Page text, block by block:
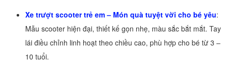
Xe trượt scooter trẻ em – Món quà tuyệt vời cho bé yêu:
Mẫu scooter hiện đại, thiết kế gọn nhẹ, màu sắc bắt mắt. Tay
lái điều chỉnh linh hoạt theo chiều cao, phù hợp cho bé từ 3 –
10 tuổi.